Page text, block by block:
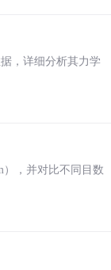
，详细分析其力学
），并对比不同目数